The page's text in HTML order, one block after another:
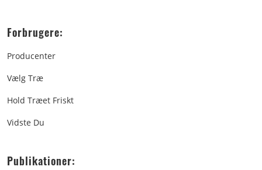
Forbrugere:
Producenter
Vælg Træ
Hold Træet Friskt
Vidste Du
Publikationer: